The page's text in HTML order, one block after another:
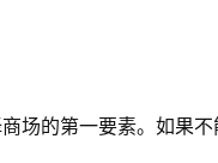
场的第一要素。如果